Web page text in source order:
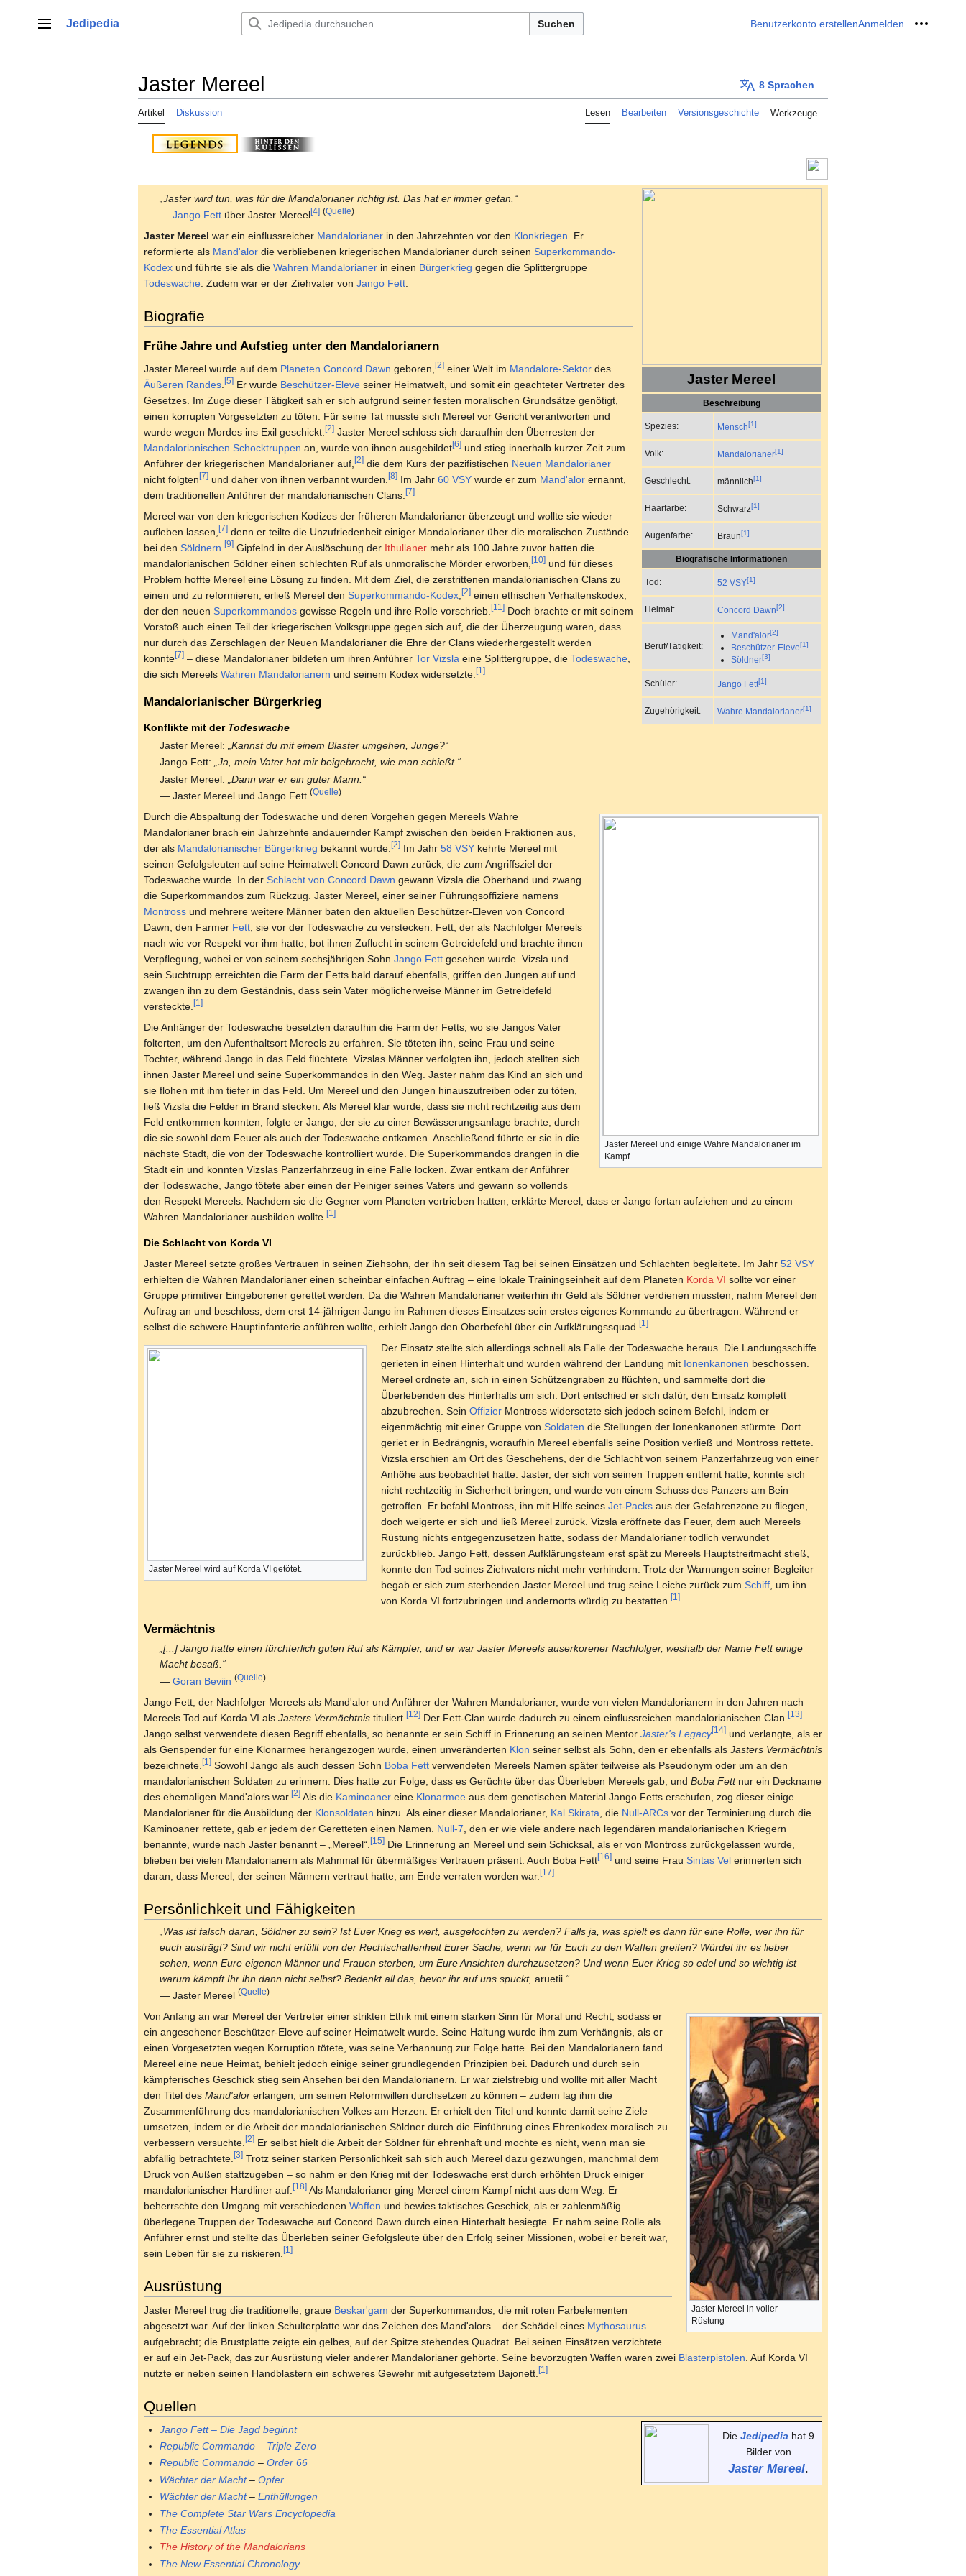
springenHauptmenü
Jedipedia Suchen Benutzerkonto erstellenAnmelden Meine
Jaster Mereel 8 Sprachen
Artikel Diskussion Lesen Bearbeiten Versionsgeschichte Werkzeuge
Jaster Mereel
Beschreibung
Spezies: Mensch[1]
Volk: Mandalorianer[1]
Geschlecht: männlich[1]
Haarfarbe: Schwarz[1]
Augenfarbe: Braun[1]
Biografische Informationen
Tod: 52 VSY[1]
Heimat: Concord Dawn[2]
Beruf/Tätigkeit:
Mand'alor[2]
Beschützer-Eleve[1]
Söldner[3]
Schüler: Jango Fett[1]
Zugehörigkeit: Wahre Mandalorianer[1]
„Jaster wird tun, was für die Mandalorianer richtig ist. Das hat er immer getan.“
—Jango Fett über Jaster Mereel[4] (Quelle)
Jaster Mereel war ein einflussreicher Mandalorianer in den Jahrzehnten vor den Klonkriegen . Er
reformierte als Mand'alor die verbliebenen kriegerischen Mandalorianer durch seinen Superkommando-
Kodex und führte sie als die Wahren Mandalorianer in einen Bürgerkrieg gegen die Splittergruppe
Todeswache . Zudem war er der Ziehvater von Jango Fett
Biografie
Frühe Jahre und Aufstieg unter den Mandalorianern
Jaster Mereel wurde auf dem Planeten Concord Dawn geboren, [2] einer Welt im Mandalore-Sektor des
Äußeren Randes [5] Er wurde Beschützer-Eleve seiner Heimatwelt, und somit ein geachteter Vertreter des
Gesetzes. Im Zuge dieser Tätigkeit sah er sich aufgrund seiner festen moralischen Grundsätze genötigt,
einen korrupten Vorgesetzten zu töten. Für seine Tat musste sich Mereel vor Gericht verantworten und
wurde wegen Mordes ins Exil geschickt. [2] Jaster Mereel schloss sich daraufhin den Überresten der
Mandalorianischen Schocktruppen an, wurde von ihnen ausgebildet[6] und stieg innerhalb kurzer Zeit zum
Anführer der kriegerischen Mandalorianer auf, [2] die dem Kurs der pazifistischen Neuen Mandalorianer
nicht folgten[7] und daher von ihnen verbannt wurden. [8] Im Jahr 60 VSY wurde er zum Mand'alor ernannt,
dem traditionellen Anführer der mandalorianischen Clans. [7]
Mereel war von den kriegerischen Kodizes der früheren Mandalorianer überzeugt und wollte sie wieder
aufleben lassen, [7] denn er teilte die Unzufriedenheit einiger Mandalorianer über die moralischen Zustände
bei den Söldnern [9] Gipfelnd in der Auslöschung der Ithullaner mehr als 100 Jahre zuvor hatten die
mandalorianischen Söldner einen schlechten Ruf als unmoralische Mörder erworben, [10] und für dieses
Problem hoffte Mereel eine Lösung zu finden. Mit dem Ziel, die zerstrittenen mandalorianischen Clans zu
einen und zu reformieren, erließ Mereel den Superkommando-Kodex [2] einen ethischen Verhaltenskodex,
der den neuen Superkommandos gewisse Regeln und ihre Rolle vorschrieb. [11] Doch brachte er mit seinem
Vorstoß auch einen Teil der kriegerischen Volksgruppe gegen sich auf, die der Überzeugung waren, dass
nur durch das Zerschlagen der Neuen Mandalorianer die Ehre der Clans wiederhergestellt werden
konnte[7] – diese Mandalorianer bildeten um ihren Anführer Tor Vizsla eine Splittergruppe, die Todeswache
die sich Mereels Wahren Mandalorianern und seinem Kodex widersetzte. [1]
Mandalorianischer Bürgerkrieg
Konflikte mit der Todeswache
Jaster Mereel:
„Kannst du mit einem Blaster umgehen, Junge?“
Jango Fett:„Ja, mein Vater hat mir beigebracht, wie man schießt.“
Jaster Mereel:
„Dann war er ein guter Mann.“
— Jaster Mereel und Jango Fett(Quelle)
Jaster Mereel und einige Wahre Mandalorianer im
Kampf
Durch die Abspaltung der Todeswache und deren Vorgehen gegen Mereels Wahre
Mandalorianer brach ein Jahrzehnte andauernder Kampf zwischen den beiden Fraktionen aus,
der als Mandalorianischer Bürgerkrieg bekannt wurde. [2] Im Jahr 58 VSY kehrte Mereel mit
seinen Gefolgsleuten auf seine Heimatwelt Concord Dawn zurück, die zum Angriffsziel der
Todeswache wurde. In der Schlacht von Concord Dawn gewann Vizsla die Oberhand und zwang
die Superkommandos zum Rückzug. Jaster Mereel, einer seiner Führungsoffiziere namens
Montross und mehrere weitere Männer baten den aktuellen Beschützer-Eleven von Concord
Dawn, den Farmer Fett , sie vor der Todeswache zu verstecken. Fett, der als Nachfolger Mereels
nach wie vor Respekt vor ihm hatte, bot ihnen Zuflucht in seinem Getreidefeld und brachte ihnen
Verpflegung, wobei er von seinem sechsjährigen Sohn Jango Fett gesehen wurde. Vizsla und
sein Suchtrupp erreichten die Farm der Fetts bald darauf ebenfalls, griffen den Jungen auf und
zwangen ihn zu dem Geständnis, dass sein Vater möglicherweise Männer im Getreidefeld
versteckte. [1]
Die Anhänger der Todeswache besetzten daraufhin die Farm der Fetts, wo sie Jangos Vater
folterten, um den Aufenthaltsort Mereels zu erfahren. Sie töteten ihn, seine Frau und seine
Tochter, während Jango in das Feld flüchtete. Vizslas Männer verfolgten ihn, jedoch stellten sich
ihnen Jaster Mereel und seine Superkommandos in den Weg. Jaster nahm das Kind an sich und
sie flohen mit ihm tiefer in das Feld. Um Mereel und den Jungen hinauszutreiben oder zu töten,
ließ Vizsla die Felder in Brand stecken. Als Mereel klar wurde, dass sie nicht rechtzeitig aus dem
Feld entkommen konnten, folgte er Jango, der sie zu einer Bewässerungsanlage brachte, durch
die sie sowohl dem Feuer als auch der Todeswache entkamen. Anschließend führte er sie in die
nächste Stadt, die von der Todeswache kontrolliert wurde. Die Superkommandos drangen in die
Stadt ein und konnten Vizslas Panzerfahrzeug in eine Falle locken. Zwar entkam der Anführer
der Todeswache, Jango tötete aber einen der Peiniger seines Vaters und gewann so vollends
den Respekt Mereels. Nachdem sie die Gegner vom Planeten vertrieben hatten, erklärte Mereel, dass er Jango fortan aufziehen und zu einem
Wahren Mandalorianer ausbilden wollte. [1]
Die Schlacht von Korda VI
Jaster Mereel setzte großes Vertrauen in seinen Ziehsohn, der ihn seit diesem Tag bei seinen Einsätzen und Schlachten begleitete. Im Jahr 52 VSY
erhielten die Wahren Mandalorianer einen scheinbar einfachen Auftrag – eine lokale Trainingseinheit auf dem Planeten Korda VI sollte vor einer
Gruppe primitiver Eingeborener gerettet werden. Da die Wahren Mandalorianer weiterhin ihr Geld als Söldner verdienen mussten, nahm Mereel den
Auftrag an und beschloss, dem erst 14-jährigen Jango im Rahmen dieses Einsatzes sein erstes eigenes Kommando zu übertragen. Während er
selbst die schwere Hauptinfanterie anführen wollte, erhielt Jango den Oberbefehl über ein Aufklärungssquad. [1]
Jaster Mereel wird auf Korda VI getötet.
Der Einsatz stellte sich allerdings schnell als Falle der Todeswache heraus. Die Landungsschiffe
gerieten in einen Hinterhalt und wurden während der Landung mit Ionenkanonen beschossen.
Mereel ordnete an, sich in einen Schützengraben zu flüchten, und sammelte dort die
Überlebenden des Hinterhalts um sich. Dort entschied er sich dafür, den Einsatz komplett
abzubrechen. Sein OffizierMontross widersetzte sich jedoch seinem Befehl, indem er
eigenmächtig mit einer Gruppe von Soldaten die Stellungen der Ionenkanonen stürmte. Dort
geriet er in Bedrängnis, woraufhin Mereel ebenfalls seine Position verließ und Montross rettete.
Vizsla erschien am Ort des Geschehens, der die Schlacht von seinem Panzerfahrzeug von einer
Anhöhe aus beobachtet hatte. Jaster, der sich von seinen Truppen entfernt hatte, konnte sich
nicht rechtzeitig in Sicherheit bringen, und wurde von einem Schuss des Panzers am Bein
getroffen. Er befahl Montross, ihn mit Hilfe seines Jet-Packsaus der Gefahrenzone zu fliegen,
doch weigerte er sich und ließ Mereel zurück. Vizsla eröffnete das Feuer, dem auch Mereels
Rüstung nichts entgegenzusetzen hatte, sodass der Mandalorianer tödlich verwundet
zurückblieb. Jango Fett, dessen Aufklärungsteam erst spät zu Mereels Hauptstreitmacht stieß,
konnte den Tod seines Ziehvaters nicht mehr verhindern. Trotz der Warnungen seiner Begleiter
begab er sich zum sterbenden Jaster Mereel und trug seine Leiche zurück zum Schiff, um ihn
von Korda VI fortzubringen und andernorts würdig zu bestatten. [1]
Vermächtnis
„[...] Jango hatte einen fürchterlich guten Ruf als Kämpfer, und er war Jaster Mereels auserkorener Nachfolger, weshalb der Name Fett einige
Macht besaß.“
—Goran Beviin (Quelle)
Jango Fett, der Nachfolger Mereels als Mand'alor und Anführer der Wahren Mandalorianer, wurde von vielen Mandalorianern in den Jahren nach
Mereels Tod auf Korda VI als Jasters Vermächtnis tituliert. [12] Der Fett-Clan wurde dadurch zu einem einflussreichen mandalorianischen Clan. [13]
Jango selbst verwendete diesen Begriff ebenfalls, so benannte er sein Schiff in Erinnerung an seinen Mentor Jaster's Legacy[14] und verlangte, als er
als Genspender für eine Klonarmee herangezogen wurde, einen unveränderten Klon seiner selbst als Sohn, den er ebenfalls als Jasters Vermächtnis
bezeichnete. [1] Sowohl Jango als auch dessen Sohn Boba Fett verwendeten Mereels Namen später teilweise als Pseudonym oder um an den
mandalorianischen Soldaten zu erinnern. Dies hatte zur Folge, dass es Gerüchte über das Überleben Mereels gab, und Boba Fettnur ein Deckname
des ehemaligen Mand'alors war. [2] Als die Kaminoaner eine Klonarmee aus dem genetischen Material Jango Fetts erschufen, zog dieser einige
Mandalorianer für die Ausbildung der Klonsoldaten hinzu. Als einer dieser Mandalorianer, Kal Skirata , die Null-ARCs vor der Terminierung durch die
Kaminoaner rettete, gab er jedem der Geretteten einen Namen. Null-7 , den er wie viele andere nach legendären mandalorianischen Kriegern
benannte, wurde nach Jaster benannt – „Mereel“. [15] Die Erinnerung an Mereel und sein Schicksal, als er von Montross zurückgelassen wurde,
blieben bei vielen Mandalorianern als Mahnmal für übermäßiges Vertrauen präsent. Auch Boba Fett[16] und seine Frau Sintas Vel erinnerten sich
daran, dass Mereel, der seinen Männern vertraut hatte, am Ende verraten worden war. [17]
Persönlichkeit und Fähigkeiten
„Was ist falsch daran, Söldner zu sein? Ist Euer Krieg es wert, ausgefochten zu werden? Falls ja, was spielt es dann für eine Rolle, wer ihn für
euch austrägt? Sind wir nicht erfüllt von der Rechtschaffenheit Eurer Sache, wenn wir für Euch zu den Waffen greifen? Würdet ihr es lieber
sehen, wenn Eure eigenen Männer und Frauen sterben, um Eure Ansichten durchzusetzen? Und wenn Euer Krieg so edel und so wichtig ist –
warum kämpft Ihr ihn dann nicht selbst? Bedenkt all das, bevor ihr auf uns spuckt,aruetii .“
— Jaster Mereel(Quelle)
Jaster Mereel in voller
Rüstung
Von Anfang an war Mereel der Vertreter einer strikten Ethik mit einem starken Sinn für Moral und Recht, sodass er
ein angesehener Beschützer-Eleve auf seiner Heimatwelt wurde. Seine Haltung wurde ihm zum Verhängnis, als er
einen Vorgesetzten wegen Korruption tötete, was seine Verbannung zur Folge hatte. Bei den Mandalorianern fand
Mereel eine neue Heimat, behielt jedoch einige seiner grundlegenden Prinzipien bei. Dadurch und durch sein
kämpferisches Geschick stieg sein Ansehen bei den Mandalorianern. Er war zielstrebig und wollte mit aller Macht
den Titel des Mand'alor erlangen, um seinen Reformwillen durchsetzen zu können – zudem lag ihm die
Zusammenführung des mandalorianischen Volkes am Herzen. Er erhielt den Titel und konnte damit seine Ziele
umsetzen, indem er die Arbeit der mandalorianischen Söldner durch die Einführung eines Ehrenkodex moralisch zu
verbessern versuchte. [2] Er selbst hielt die Arbeit der Söldner für ehrenhaft und mochte es nicht, wenn man sie
abfällig betrachtete. [3] Trotz seiner starken Persönlichkeit sah sich auch Mereel dazu gezwungen, manchmal dem
Druck von Außen stattzugeben – so nahm er den Krieg mit der Todeswache erst durch erhöhten Druck einiger
mandalorianischer Hardliner auf. [18] Als Mandalorianer ging Mereel einem Kampf nicht aus dem Weg: Er
beherrschte den Umgang mit verschiedenen Waffen und bewies taktisches Geschick, als er zahlenmäßig
überlegene Truppen der Todeswache auf Concord Dawn durch einen Hinterhalt besiegte. Er nahm seine Rolle als
Anführer ernst und stellte das Überleben seiner Gefolgsleute über den Erfolg seiner Missionen, wobei er bereit war,
sein Leben für sie zu riskieren. [1]
Ausrüstung
Jaster Mereel trug die traditionelle, graue Beskar'gam der Superkommandos, die mit roten Farbelementen
abgesetzt war. Auf der linken Schulterplatte war das Zeichen des Mand'alors – der Schädel eines Mythosaurus –
aufgebracht; die Brustplatte zeigte ein gelbes, auf der Spitze stehendes Quadrat. Bei seinen Einsätzen verzichtete
er auf ein Jet-Pack, das zur Ausrüstung vieler anderer Mandalorianer gehörte. Seine bevorzugten Waffen waren zwei Blasterpistolen. Auf Korda VI
nutzte er neben seinen Handblastern ein schweres Gewehr mit aufgesetztem Bajonett. [1]
Quellen
Die Jedipedia hat 9
Bilder von
Jaster Mereel.
Jango Fett – Die Jagd beginnt
Republic Commando – Triple Zero
Republic Commando –Order 66
Wächter der Macht–Opfer
Wächter der Macht–Enthüllungen
The Complete Star Wars Encyclopedia
The Essential Atlas
The History of the Mandalorians
The New Essential Chronology